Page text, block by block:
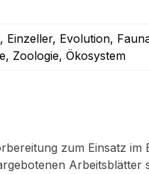
, Einzeller, Evolution,
, Zoologie, Ökosystem
zum Einsatz im